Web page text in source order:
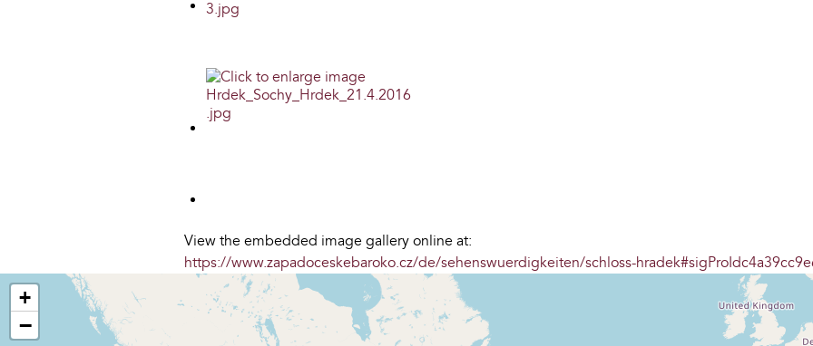
View the embedded image gallery online at:
https://www.zapadoceskebaroko.cz/de/sehenswuerdigkeiten/schloss-
+
−